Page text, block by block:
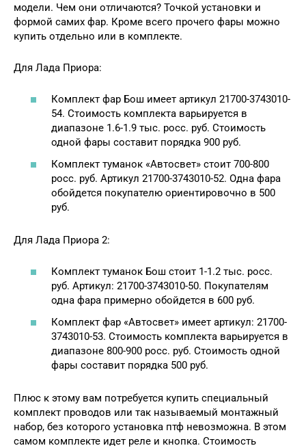
модели. Чем они отличаются? Точкой установки и
формой самих фар. Кроме всего прочего фары можно
купить отдельно или в комплекте.
Для Лада Приора:
Комплект фар Бош имеет артикул 21700-3743010-
54. Стоимость комплекта варьируется в
диапазоне 1.6-1.9 тыс. росс. руб. Стоимость
одной фары составит порядка 900 руб.
Комплект туманок «Автосвет» стоит 700-800
росс. руб. Артикул 21700-3743010-52. Одна фара
обойдется покупателю ориентировочно в 500
руб.
Для Лада Приора 2:
Комплект туманок Бош стоит 1-1.2 тыс. росс.
руб. Артикул: 21700-3743010-50. Покупателям
одна фара примерно обойдется в 600 руб.
Комплект фар «Автосвет» имеет артикул: 21700-
3743010-53. Стоимость комплекта варьируется в
диапазоне 800-900 росс. руб. Стоимость одной
фары составит порядка 500 руб.
Плюс к этому вам потребуется купить специальный
комплект проводов или так называемый монтажный
набор, без которого установка птф невозможна. В этом
самом комплекте идет реле и кнопка. Стоимость